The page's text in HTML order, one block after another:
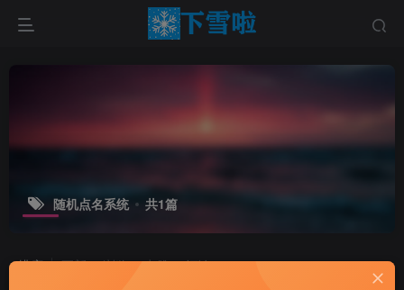
随机点名系统 共1篇
排序 更新 浏览 点赞 评论